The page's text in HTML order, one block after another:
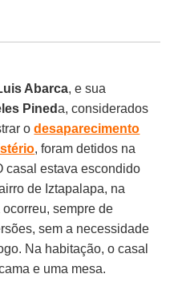
Abarca, e sua
Pineda, considerados
odesaparecimento
, foram detidos na
casal estava escondido
de Iztapalapa, na
sempre de
sem a necessidade
Na habitação, o casal
e uma mesa.